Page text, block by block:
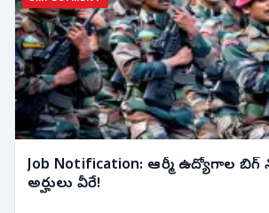
Job Notification: ఆర్మీ ఉద్యోగాల బిగ్
అర్హులు వీరే!